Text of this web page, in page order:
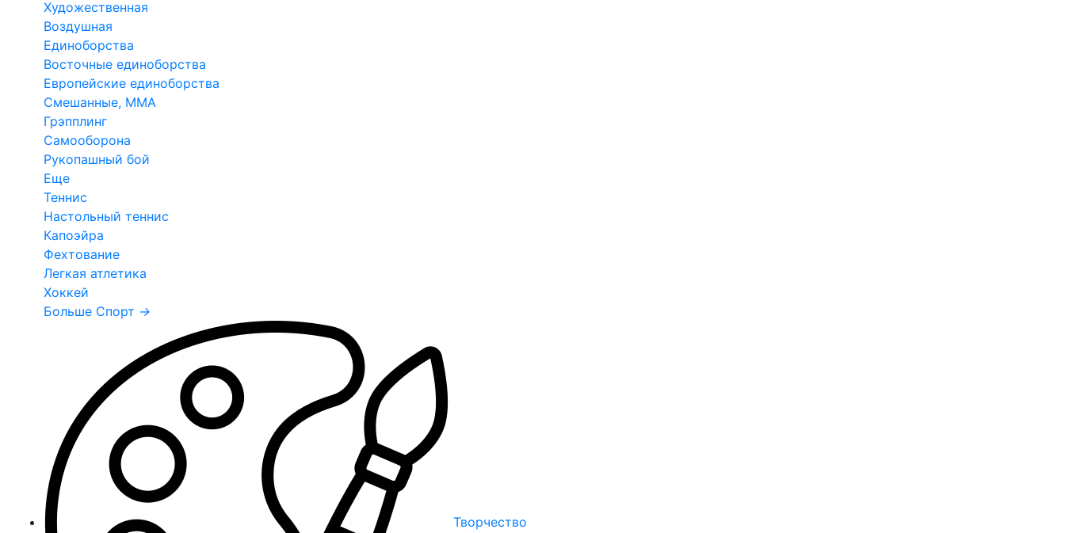
Художественная
Воздушная
Единоборства
Восточные единоборства
Европейские единоборства
Смешанные, ММА
Грэпплинг
Самооборона
Рукопашный бой
Еще
Теннис
Настольный теннис
Капоэйра
Фехтование
Легкая атлетика
Хоккей
Больше Спорт →
Творчество